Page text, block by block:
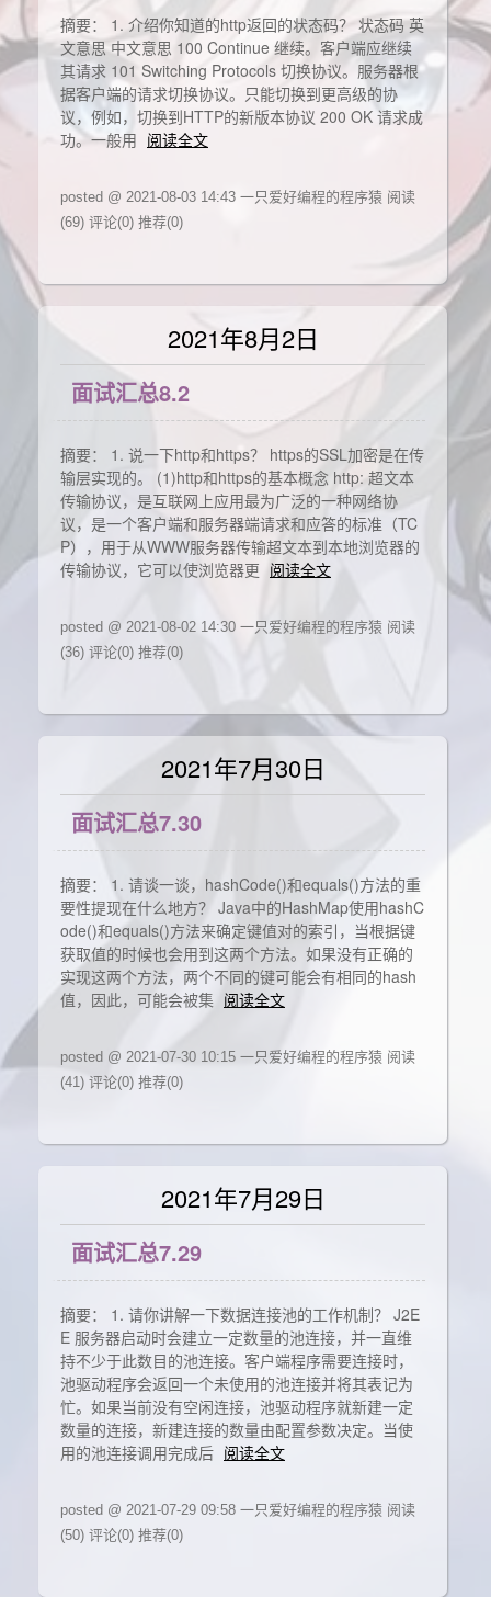
摘要： 1. 介绍你知道的http返回的状态码？ 状态码 英
文意思 中文意思 100 Continue 继续。客户端应继续
其请求 101 Switching Protocols 切换协议。服务器根
据客户端的请求切换协议。只能切换到更高级的协
议，例如，切换到HTTP的新版本协议 200 OK 请求成
功。一般用 阅读全文
posted @ 2021-08-03 14:43 一只爱好编程的程序猿 阅读
(69) 评论(0) 推荐(0)
2021年8月2日
面试汇总8.2
摘要： 1. 说一下http和https？ https的SSL加密是在传
输层实现的。 (1)http和https的基本概念 http: 超文本
传输协议，是互联网上应用最为广泛的一种网络协
议，是一个客户端和服务器端请求和应答的标准（TC
P），用于从WWW服务器传输超文本到本地浏览器的
传输协议，它可以使浏览器更 阅读全文
posted @ 2021-08-02 14:30 一只爱好编程的程序猿 阅读
(36) 评论(0) 推荐(0)
2021年7月30日
面试汇总7.30
摘要： 1. 请谈一谈，hashCode()和equals()方法的重
要性提现在什么地方？ Java中的HashMap使用hashC
ode()和equals()方法来确定键值对的索引，当根据键
获取值的时候也会用到这两个方法。如果没有正确的
实现这两个方法，两个不同的键可能会有相同的hash
值，因此，可能会被集 阅读全文
posted @ 2021-07-30 10:15 一只爱好编程的程序猿 阅读
(41) 评论(0) 推荐(0)
2021年7月29日
面试汇总7.29
摘要： 1. 请你讲解一下数据连接池的工作机制？ J2E
E 服务器启动时会建立一定数量的池连接，并一直维
持不少于此数目的池连接。客户端程序需要连接时，
池驱动程序会返回一个未使用的池连接并将其表记为
忙。如果当前没有空闲连接，池驱动程序就新建一定
数量的连接，新建连接的数量由配置参数决定。当使
用的池连接调用完成后 阅读全文
posted @ 2021-07-29 09:58 一只爱好编程的程序猿 阅读
(50) 评论(0) 推荐(0)